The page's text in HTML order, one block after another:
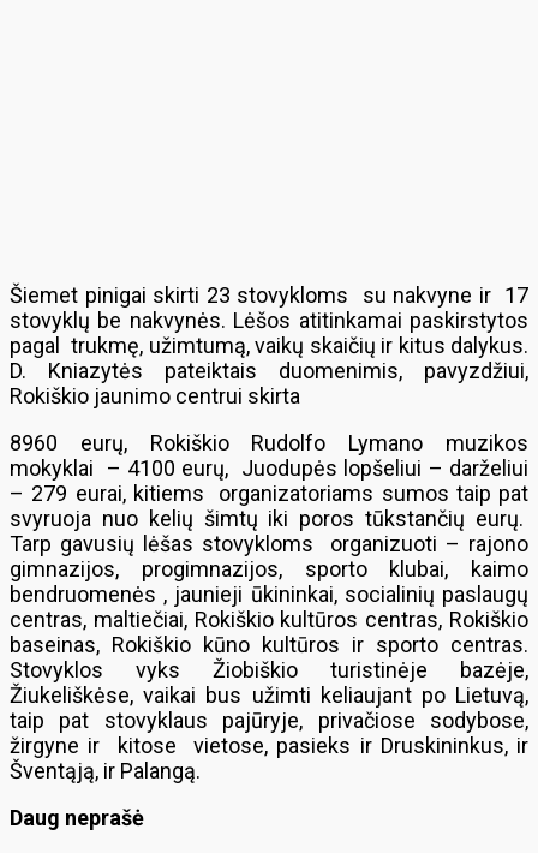
Šiemet pinigai skirti 23 stovykloms su nakvyne ir 17
stovyklų be nakvynės. Lėšos atitinkamai paskirstytos
pagal trukmę, užimtumą, vaikų skaičių ir kitus dalykus.
D. Kniazytės pateiktais duomenimis, pavyzdžiui,
Rokiškio jaunimo centrui skirta
8960 eurų, Rokiškio Rudolfo Lymano muzikos
mokyklai – 4100 eurų, Juodupės lopšeliui – darželiui
– 279 eurai, kitiems organizatoriams sumos taip pat
svyruoja nuo kelių šimtų iki poros tūkstančių eurų.
Tarp gavusių lėšas stovykloms organizuoti – rajono
gimnazijos, progimnazijos, sporto klubai, kaimo
bendruomenės , jaunieji ūkininkai, socialinių paslaugų
centras, maltiečiai, Rokiškio kultūros centras, Rokiškio
baseinas, Rokiškio kūno kultūros ir sporto centras.
Stovyklos vyks Žiobiškio turistinėje bazėje,
Žiukeliškėse, vaikai bus užimti keliaujant po Lietuvą,
taip pat stovyklaus pajūryje, privačiose sodybose,
žirgyne ir kitose vietose, pasieks ir Druskininkus, ir
Šventąją, ir Palangą.
Daug neprašė